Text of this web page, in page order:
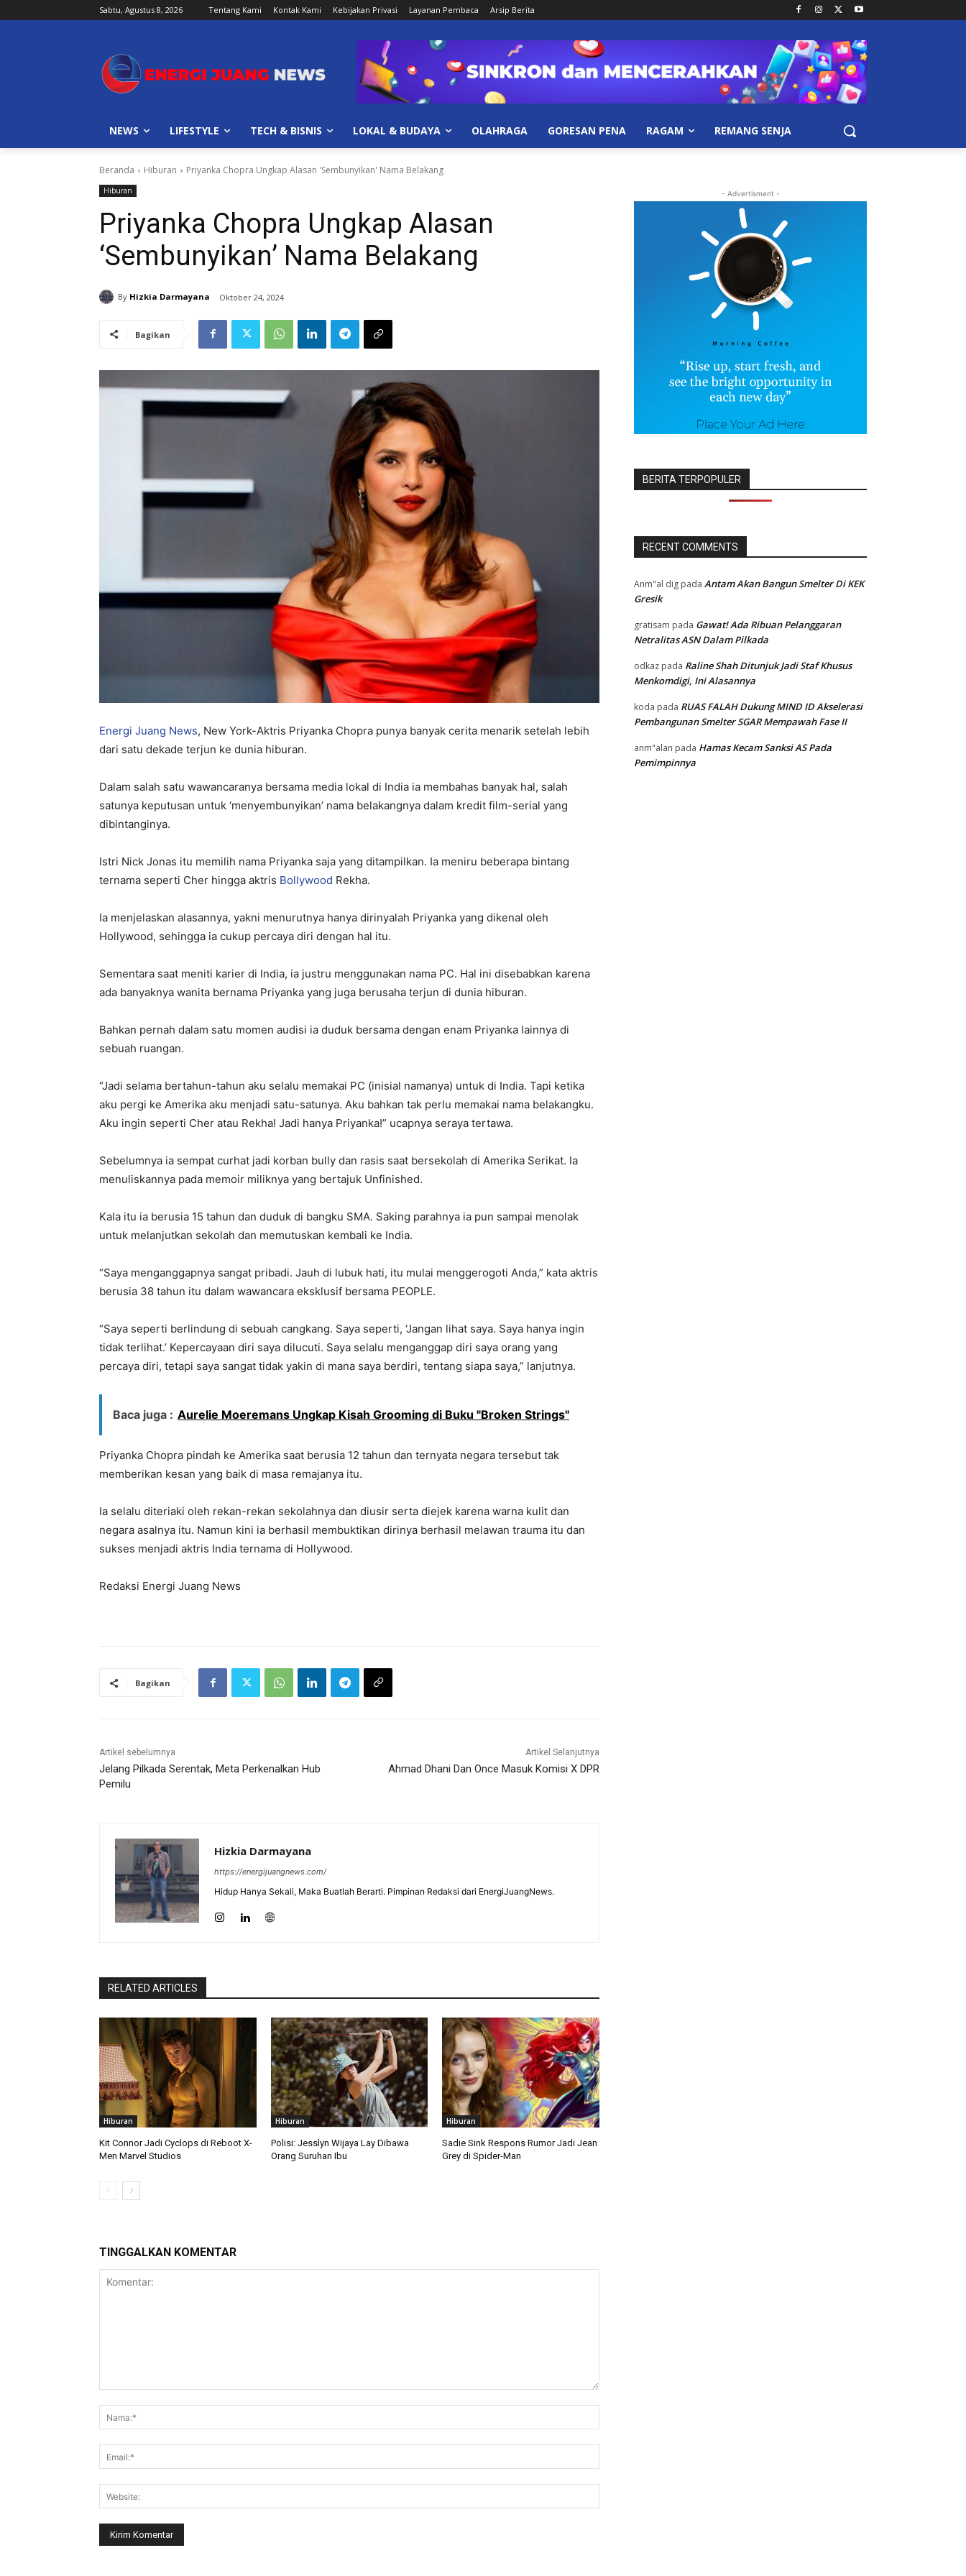
Sabtu, Agustus 8, 2026 Tentang Kami Kontak Kami Kebijakan Privasi Layanan Pembaca Arsip Berita
NEWS LIFESTYLE TECH & BISNIS LOKAL & BUDAYA OLAHRAGA GORESAN PENA RAGAM REMANG SENJA
Beranda Hiburan Priyanka Chopra Ungkap Alasan 'Sembunyikan' Nama Belakang
Hiburan
Priyanka Chopra Ungkap Alasan
‘Sembunyikan’ Nama Belakang
By Hizkia Darmayana Oktober 24, 2024
Bagikan
Energi Juang News, New York-Aktris Priyanka Chopra punya banyak cerita menarik setelah lebih
dari satu dekade terjun ke dunia hiburan.
Dalam salah satu wawancaranya bersama media lokal di India ia membahas banyak hal, salah
satunya keputusan untuk ‘menyembunyikan’ nama belakangnya dalam kredit film-serial yang
dibintanginya.
Istri Nick Jonas itu memilih nama Priyanka saja yang ditampilkan. Ia meniru beberapa bintang
ternama seperti Cher hingga aktris Bollywood Rekha.
Ia menjelaskan alasannya, yakni menurutnya hanya dirinyalah Priyanka yang dikenal oleh
Hollywood, sehingga ia cukup percaya diri dengan hal itu.
Sementara saat meniti karier di India, ia justru menggunakan nama PC. Hal ini disebabkan karena
ada banyaknya wanita bernama Priyanka yang juga berusaha terjun di dunia hiburan.
Bahkan pernah dalam satu momen audisi ia duduk bersama dengan enam Priyanka lainnya di
sebuah ruangan.
“Jadi selama bertahun-tahun aku selalu memakai PC (inisial namanya) untuk di India. Tapi ketika
aku pergi ke Amerika aku menjadi satu-satunya. Aku bahkan tak perlu memakai nama belakangku.
Aku ingin seperti Cher atau Rekha! Jadi hanya Priyanka!” ucapnya seraya tertawa.
Sebelumnya ia sempat curhat jadi korban bully dan rasis saat bersekolah di Amerika Serikat. Ia
menuliskannya pada memoir miliknya yang bertajuk Unfinished.
Kala itu ia berusia 15 tahun dan duduk di bangku SMA. Saking parahnya ia pun sampai menolak
untuk melanjutkan sekolah dan memutuskan kembali ke India.
“Saya menganggapnya sangat pribadi. Jauh di lubuk hati, itu mulai menggerogoti Anda,” kata aktris
berusia 38 tahun itu dalam wawancara eksklusif bersama PEOPLE.
“Saya seperti berlindung di sebuah cangkang. Saya seperti, ‘Jangan lihat saya. Saya hanya ingin
tidak terlihat.’ Kepercayaan diri saya dilucuti. Saya selalu menganggap diri saya orang yang
percaya diri, tetapi saya sangat tidak yakin di mana saya berdiri, tentang siapa saya,” lanjutnya.
Baca juga : Aurelie Moeremans Ungkap Kisah Grooming di Buku "Broken Strings"
Priyanka Chopra pindah ke Amerika saat berusia 12 tahun dan ternyata negara tersebut tak
memberikan kesan yang baik di masa remajanya itu.
Ia selalu diteriaki oleh rekan-rekan sekolahnya dan diusir serta diejek karena warna kulit dan
negara asalnya itu. Namun kini ia berhasil membuktikan dirinya berhasil melawan trauma itu dan
sukses menjadi aktris India ternama di Hollywood.
Redaksi Energi Juang News
Bagikan
Artikel sebelumnya
Jelang Pilkada Serentak, Meta Perkenalkan Hub
Pemilu
Artikel Selanjutnya
Ahmad Dhani Dan Once Masuk Komisi X DPR
Hizkia Darmayana
https://energijuangnews.com/
Hidup Hanya Sekali, Maka Buatlah Berarti. Pimpinan Redaksi dari EnergiJuangNews.
RELATED ARTICLES
Hiburan
Kit Connor Jadi Cyclops di Reboot X-
Men Marvel Studios
Hiburan
Polisi: Jesslyn Wijaya Lay Dibawa
Orang Suruhan Ibu
Hiburan
Sadie Sink Respons Rumor Jadi Jean
Grey di Spider-Man
TINGGALKAN KOMENTAR
- Advertisment -
BERITA TERPOPULER
RECENT COMMENTS
Anm"al dig pada Antam Akan Bangun Smelter Di KEK
Gresik
gratisam pada Gawat! Ada Ribuan Pelanggaran
Netralitas ASN Dalam Pilkada
odkaz pada Raline Shah Ditunjuk Jadi Staf Khusus
Menkomdigi, Ini Alasannya
koda pada RUAS FALAH Dukung MIND ID Akselerasi
Pembangunan Smelter SGAR Mempawah Fase II
anm"alan pada Hamas Kecam Sanksi AS Pada
Pemimpinnya